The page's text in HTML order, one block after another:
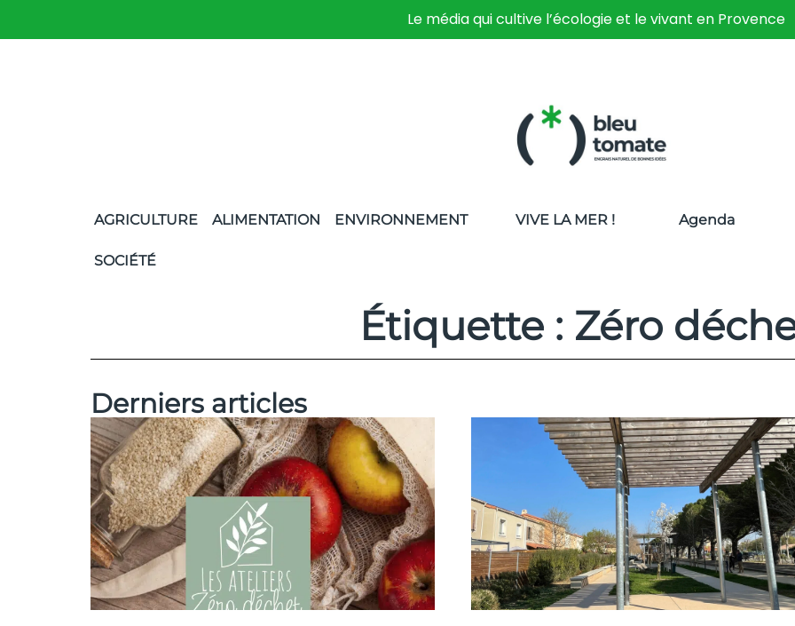
Le média qui cultive l’écologie et le vivant en Provence
AGRICULTURE ALIMENTATION ENVIRONNEMENT
SOCIÉTÉ
VIVE LA MER ! Agenda
Étiquette : Zéro
Derniers articles